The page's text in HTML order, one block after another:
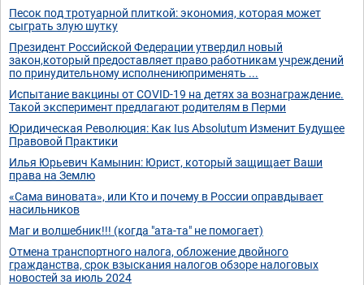
Песок под тротуарной плиткой: экономия, которая может
сыграть злую шутку
Президент Российской Федерации утвердил новый
закон,который предоставляет право работникам учреждений
по принудительному исполнениюприменять ...
Испытание вакцины от COVID-19 на детях за вознаграждение.
Такой эксперимент предлагают родителям в Перми
Юридическая Революция: Как Ius Absolutum Изменит Будущее
Правовой Практики
Илья Юрьевич Камынин: Юрист, который защищает Ваши
права на Землю
«Сама виновата», или Кто и почему в России оправдывает
насильников
Маг и волшебник!!! (когда "ата-та" не помогает)
Отмена транспортного налога, обложение двойного
гражданства, срок взыскания налогов обзоре налоговых
новостей за июль 2024